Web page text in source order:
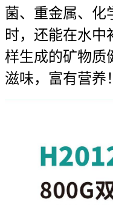
菌、重金属、化
时，还能在水中
样生成的矿物质
滋味，富有营养！